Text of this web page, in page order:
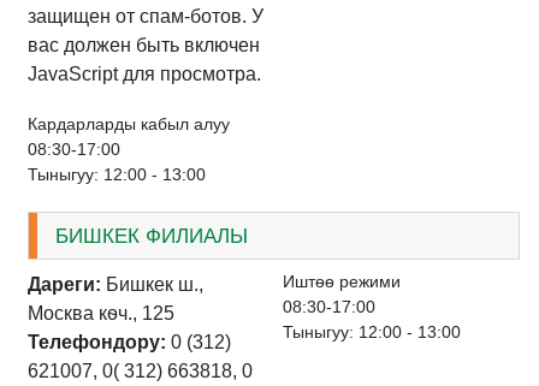
защищен от спам-ботов. У
вас должен быть включен
JavaScript для просмотра.
Кардарларды кабыл алуу
08:30-17:00
Тыныгуу: 12:00 - 13:00
БИШКЕК ФИЛИАЛЫ
Дареги: Бишкек ш.,
Москва кѳч., 125
Телефондору: 0 (312)
621007, 0( 312) 663818, 0
Иштѳѳ режими
08:30-17:00
Тыныгуу: 12:00 - 13:00